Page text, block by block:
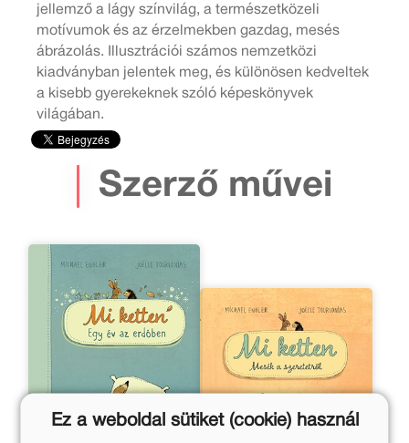
jellemző a lágy színvilág, a természetközeli
motívumok és az érzelmekben gazdag, mesés
ábrázolás. Illusztrációi számos nemzetközi
kiadványban jelentek meg, és különösen kedveltek
a kisebb gyerekeknek szóló képeskönyvek
világában.
Szerző művei
Ez a weboldal sütiket (cookie) használ